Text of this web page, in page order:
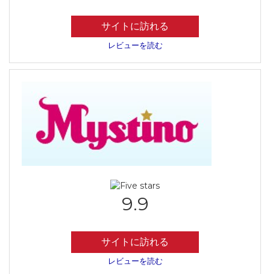
サイトに訪れる
レビューを読む
9.9
サイトに訪れる
レビューを読む